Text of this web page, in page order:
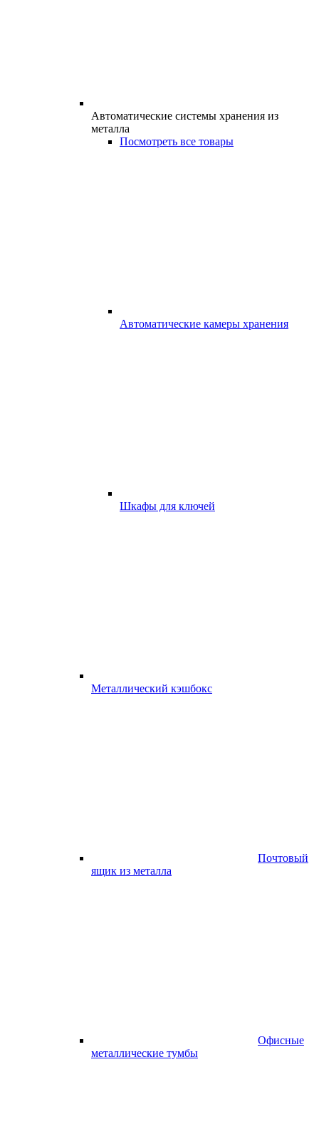
Автоматические системы хранения из
металла
Посмотреть все товары
Автоматические камеры хранения
Шкафы для ключей
Металлический кэшбокс
Почтовый
ящик из металла
Офисные
металлические тумбы